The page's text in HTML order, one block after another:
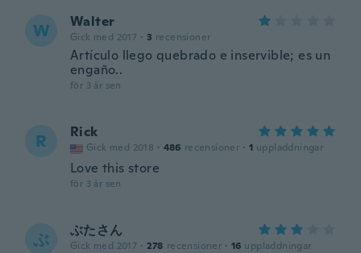
W Walter
Gick med 2017 · 3 recensioner
Artículo llego quebrado e inservible; es un
engaño..
för 3 år sen
R Rick
Gick med 2018 · 486 recensioner · 1 uppladdningar
Love this store
för 3 år sen
ぶ ぶたさん
Gick med 2017 · 278 recensioner · 16 uppladdningar